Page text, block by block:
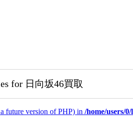
for 日向坂46買取
future version of PHP) in /home/users/